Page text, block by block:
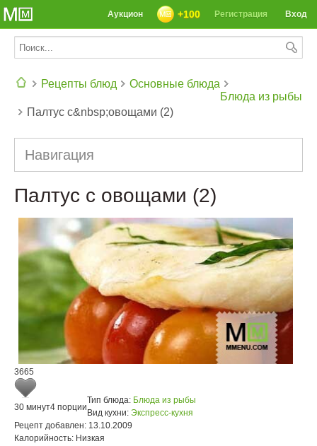
СЕГОДНЯ: 39142 РЕЦЕПТА
Вход
Регистрация
+100
Аукцион
Рецепты блюд
Основные блюда
Блюда из рыбы
Палтус с&nbsp;овощами (2)
Навигация
Палтус с овощами (2)
3665
30 минут4 порции
Тип блюда: Блюда из рыбы
Вид кухни: Экспресс-кухня
Рецепт добавлен: 13.10.2009
Калорийность: Низкая